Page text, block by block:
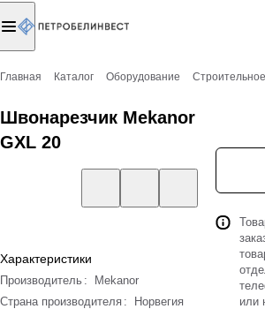
Главная Каталог Оборудование Строительное
Швонарезчик Mekanor
GXL 20
Характеристики
Производитель :
Mekanor
Страна производителя :
Норвегия
или